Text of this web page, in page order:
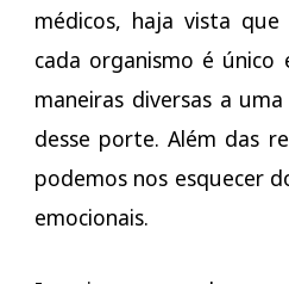
médicos, haja vista
cada organismo é
maneiras diversas a
desse porte. Além das
podemos nos esquecer
emocionais.